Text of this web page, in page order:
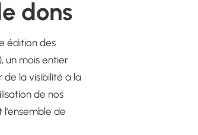
dons
édition des
un mois entier
de la visibilité à la
de nos
de